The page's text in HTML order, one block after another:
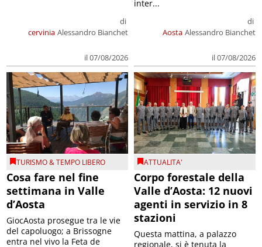
cervinia
di
Alessandro Bianchet
il 07/08/2026
Aosta
di
Alessandro Bianchet
il 07/08/2026
inter...
TURISMO & TEMPO LIBERO
Cosa fare nel fine
settimana in Valle
d’Aosta
GiocAosta prosegue tra le vie
del capoluogo; a Brissogne
entra nel vivo la Feta de
ATTUALITA'
Corpo forestale della
Valle d’Aosta: 12 nuovi
agenti in servizio in 8
stazioni
Questa mattina, a palazzo
regionale, si è tenuta la